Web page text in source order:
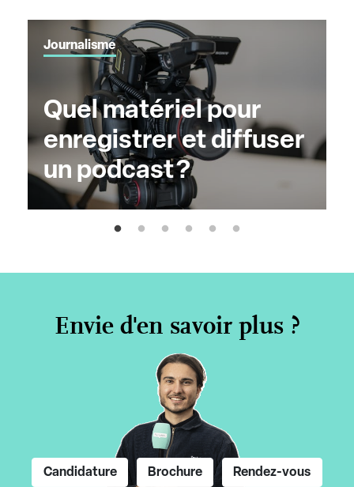
Journalisme
Quel matériel pour
enregistrer et diffuser
un podcast ?
Envie d'en savoir plus ?
Candidature Brochure Rendez-vous